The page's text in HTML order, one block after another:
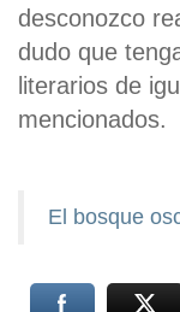
desconozco
dudo que
literarios de
mencionados.
El bosque